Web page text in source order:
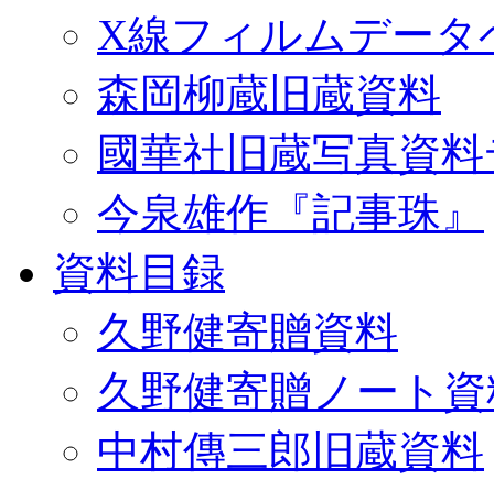
X線フィルムデータ
森岡柳蔵旧蔵資料
國華社旧蔵写真資
今泉雄作『記事珠』
資料目録
久野健寄贈資料
久野健寄贈ノート
中村傳三郎旧蔵資料